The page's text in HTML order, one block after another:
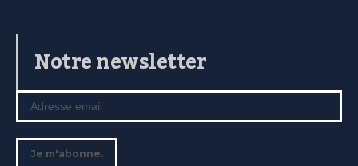
Notre newsletter